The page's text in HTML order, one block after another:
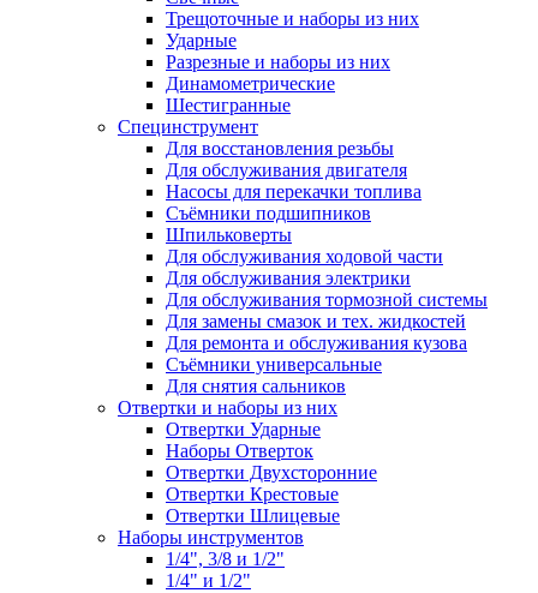
Трещоточные и наборы из них
Ударные
Разрезные и наборы из них
Динамометрические
Шестигранные
Специнструмент
Для восстановления резьбы
Для обслуживания двигателя
Насосы для перекачки топлива
Съёмники подшипников
Шпильковерты
Для обслуживания ходовой части
Для обслуживания электрики
Для обслуживания тормозной системы
Для замены смазок и тех. жидкостей
Для ремонта и обслуживания кузова
Съёмники универсальные
Для снятия сальников
Отвертки и наборы из них
Отвертки Ударные
Наборы Отверток
Отвертки Двухсторонние
Отвертки Крестовые
Отвертки Шлицевые
Наборы инструментов
1/4", 3/8 и 1/2"
1/4" и 1/2"